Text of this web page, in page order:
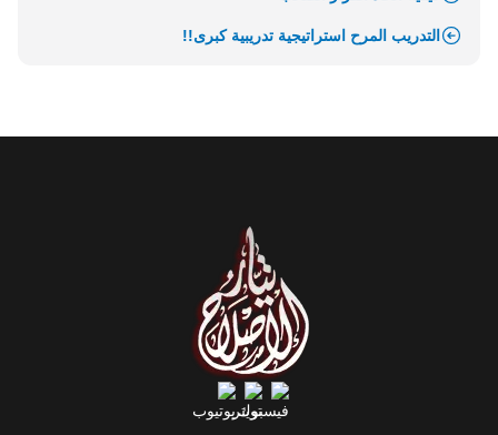
التدريب المرح استراتيجية تدريبية كبرى!!